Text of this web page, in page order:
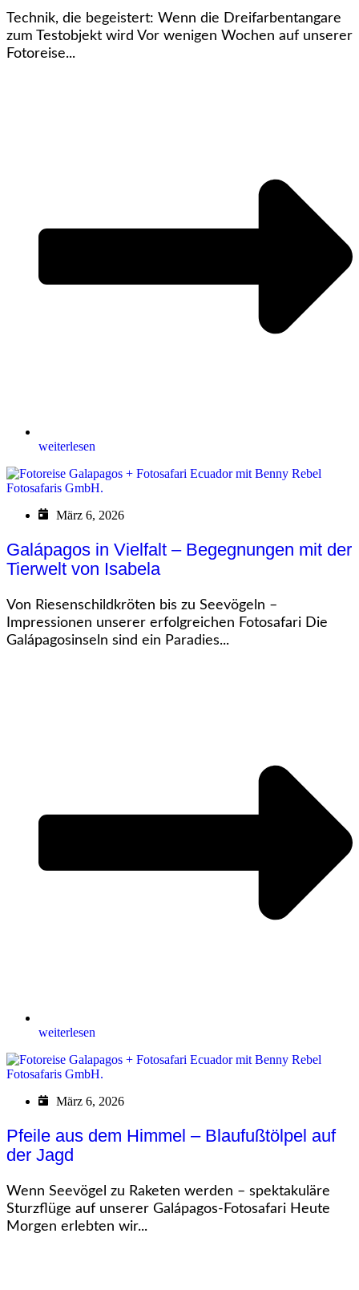
Technik, die begeistert: Wenn die Dreifarbentangare
zum Testobjekt wird Vor wenigen Wochen auf unserer
Fotoreise...
weiterlesen
März 6, 2026
Galápagos in Vielfalt – Begegnungen mit der
Tierwelt von Isabela
Von Riesenschildkröten bis zu Seevögeln –
Impressionen unserer erfolgreichen Fotosafari Die
Galápagosinseln sind ein Paradies...
weiterlesen
März 6, 2026
Pfeile aus dem Himmel – Blaufußtölpel auf
der Jagd
Wenn Seevögel zu Raketen werden – spektakuläre
Sturzflüge auf unserer Galápagos-Fotosafari Heute
Morgen erlebten wir...